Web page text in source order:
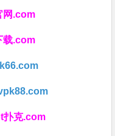
网.com
载.com
扑克.com